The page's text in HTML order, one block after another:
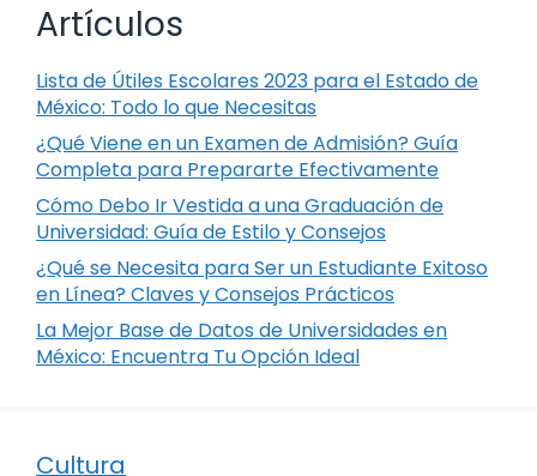
Artículos
Lista de Útiles Escolares 2023 para el Estado de
México: Todo lo que Necesitas
¿Qué Viene en un Examen de Admisión? Guía
Completa para Prepararte Efectivamente
Cómo Debo Ir Vestida a una Graduación de
Universidad: Guía de Estilo y Consejos
¿Qué se Necesita para Ser un Estudiante Exitoso
en Línea? Claves y Consejos Prácticos
La Mejor Base de Datos de Universidades en
México: Encuentra Tu Opción Ideal
Cultura